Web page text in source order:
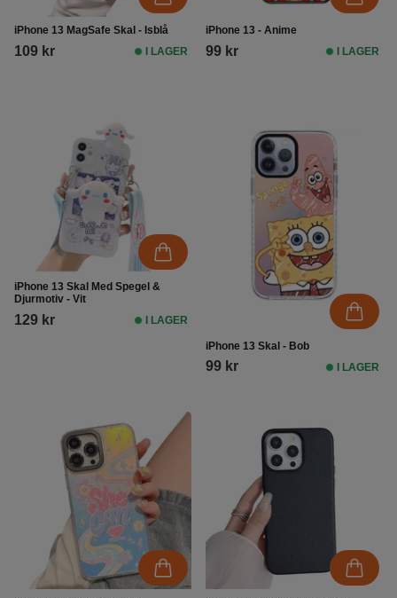
iPhone 13 MagSafe Skal - Isblå
109 kr I LAGER
iPhone 13 - Anime
99 kr I LAGER
iPhone 13 Skal Med Spegel &
Djurmotiv - Vit
129 kr I LAGER
iPhone 13 Skal - Bob
99 kr I LAGER